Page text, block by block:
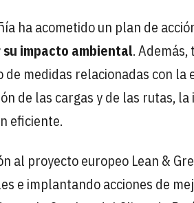
ha acometido un plan de
su impacto ambiental.
medidas relacionadas con la
de las cargas y de las rutas,
eficiente.
al proyecto europeo Lean &
e implantando acciones de